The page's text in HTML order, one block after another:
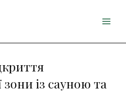
із сауною та